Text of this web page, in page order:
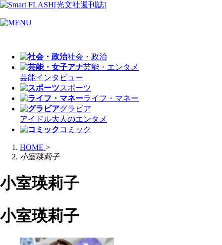
社会・政治
芸能・エンタメ
芸能インタビュー
スポーツ
ライフ・マネー
グラビア
アイドル大人のエンタメ
コミック
HOME >
小室瑛莉子
小室瑛莉子
小室瑛莉子